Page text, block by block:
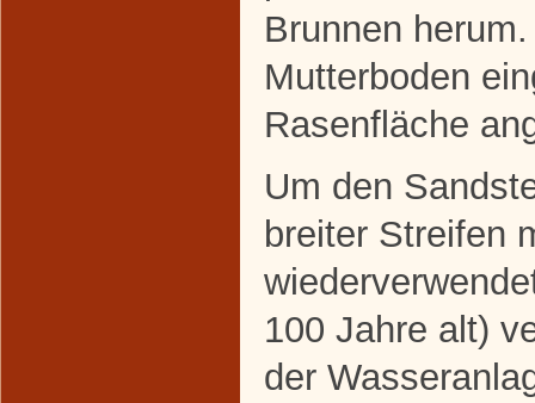
Brunnen
Mutterboden
Rasenfläche
Um den
breiter Streifen
100 Jahre alt)
der